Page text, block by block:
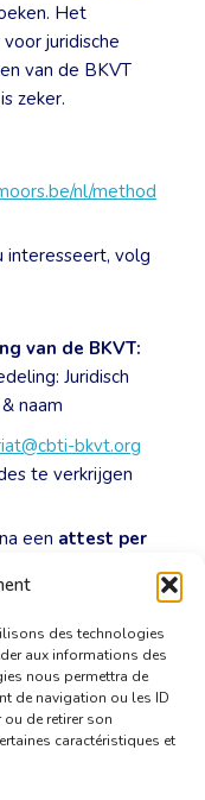
des technologies
aux informations des
nous permettra de
de navigation ou les ID
de retirer son
caractéristiques et
Het
juridische
van de BKVT
zeker.
nl/method
interesseert, volg
van de BKVT:
Juridisch
naam
bkvt.org
te verkrijgen
een attest per